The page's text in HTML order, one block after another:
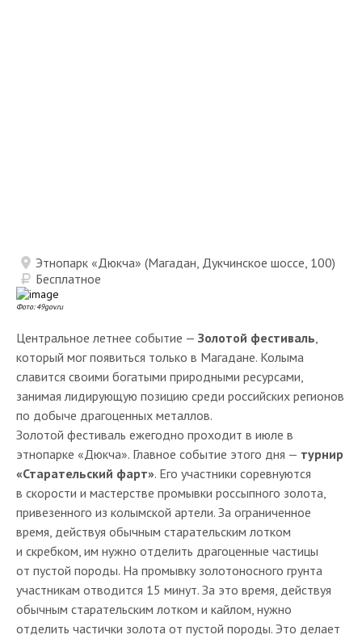
Фото: 49gov.ru
Центральное летнее событие — Золотой фестиваль,
который мог появиться только в Магадане. Колыма
славится своими богатыми природными ресурсами,
занимая лидирующую позицию среди российских регионов
по добыче драгоценных металлов.
Золотой фестиваль ежегодно проходит в июле в
этнопарке «Дюкча». Главное событие этого дня — турнир
«Старательский фарт». Его участники соревнуются
в скорости и мастерстве промывки россыпного золота,
привезенного из колымской артели. За ограниченное
время, действуя обычным старательским лотком
и скребком, им нужно отделить драгоценные частицы
от пустой породы. На промывку золотоносного грунта
участникам отводится 15 минут. За это время, действуя
обычным старательским лотком и кайлом, нужно
отделить частички золота от пустой породы. Это делает
Этнопарк «Дюкча» (Магадан, Дукчинское шоссе, 100)
Бесплатное